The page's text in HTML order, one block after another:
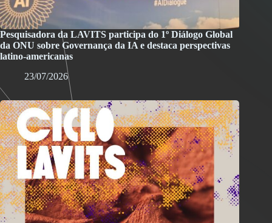
Pesquisadora da LAVITS participa do 1º Diálogo Global
da ONU sobre Governança da IA e destaca perspectivas
latino-americanas
23/07/2026